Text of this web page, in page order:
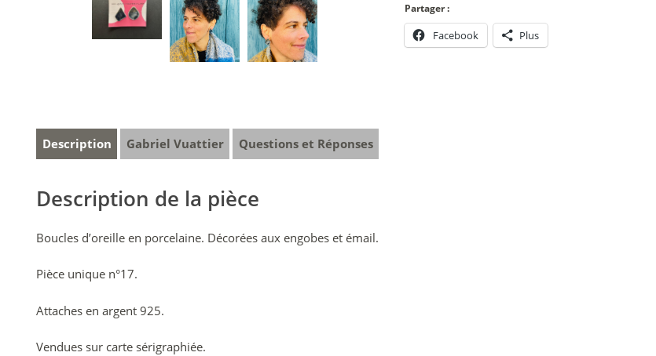
Partager :
Facebook Plus
Description Gabriel Vuattier Questions et Réponses
Description de la pièce
Boucles d’oreille en porcelaine. Décorées aux engobes et émail.
Pièce unique n°17.
Attaches en argent 925.
Vendues sur carte sérigraphiée.